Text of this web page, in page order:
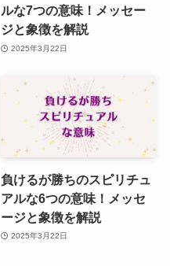
ルな7つの意味！メッセー
ジと象徴を解説
2025年3月22日
負けるが勝ちのスピリチュ
アルな6つの意味！メッセ
ージと象徴を解説
2025年3月22日